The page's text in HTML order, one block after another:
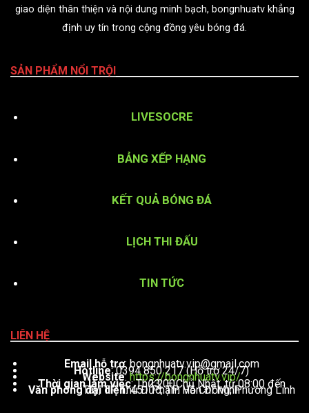
giao diện thân thiện và nội dung minh bạch, bongnhuatv khẳng
định uy tín trong cộng đồng yêu bóng đá.
SẢN PHẨM NỔI TRỘI
LIVESOCRE
BẢNG XẾP HẠNG
KẾT QUẢ BÓNG ĐÁ
LỊCH THI ĐẤU
TIN TỨC
LIÊN HỆ
Email hỗ trợ:bongnhuatv.vip@gmail.com
Hotline: 0394 850 217 (Hỗ trợ 24/7)
Website:https://bongnhuatv.vip/
Thời gian làm việc : Thứ 2 – Chủ Nhật, từ 08:00 đến 23:00
Văn phòng đại diện: 451 Phạm Văn Đồng, Phường Linh Tây, TP. Thủ Đức, TP. Hồ Chí Minh